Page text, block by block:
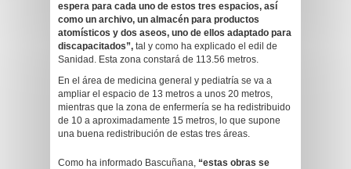
espera para cada uno de estos tres espacios, así
como un archivo, un almacén para productos
atomísticos y dos aseos, uno de ellos adaptado para
discapacitados”, tal y como ha explicado el edil de
Sanidad. Esta zona constará de 113.56 metros.
En el área de medicina general y pediatría se va a
ampliar el espacio de 13 metros a unos 20 metros,
mientras que la zona de enfermería se ha redistribuido
de 10 a aproximadamente 15 metros, lo que supone
una buena redistribución de estas tres áreas.
Como ha informado Bascuñana, “estas obras se